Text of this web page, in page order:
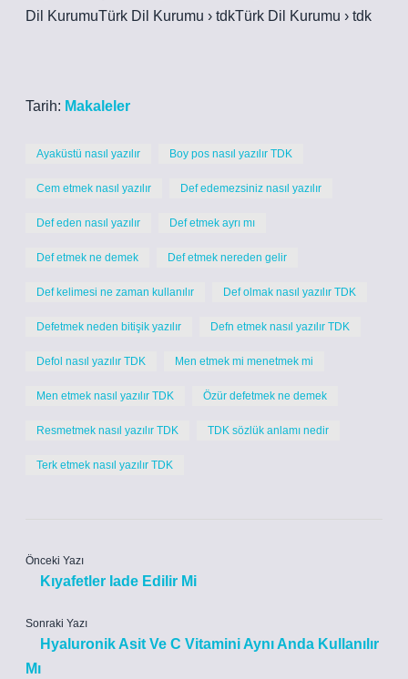
Dil KurumuTürk Dil Kurumu › tdkTürk Dil Kurumu › tdk
Tarih: Makaleler
Ayaküstü nasıl yazılır Boy pos nasıl yazılır TDK
Cem etmek nasıl yazılır Def edemezsiniz nasıl yazılır
Def eden nasıl yazılır Def etmek ayrı mı
Def etmek ne demek Def etmek nereden gelir
Def kelimesi ne zaman kullanılır Def olmak nasıl yazılır TDK
Defetmek neden bitişik yazılır Defn etmek nasıl yazılır TDK
Defol nasıl yazılır TDK Men etmek mi menetmek mi
Men etmek nasıl yazılır TDK Özür defetmek ne demek
Resmetmek nasıl yazılır TDK TDK sözlük anlamı nedir
Terk etmek nasıl yazılır TDK
Önceki Yazı
Kıyafetler Iade Edilir Mi
Sonraki Yazı
Hyaluronik Asit Ve C Vitamini Aynı Anda Kullanılır
Mı